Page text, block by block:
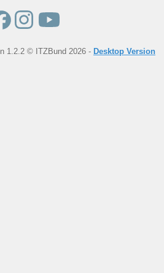
1.2.2 © ITZBund 2026 - Desktop Version